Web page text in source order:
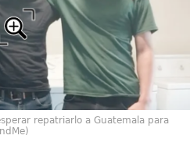
repatriarlo a Guatemala para